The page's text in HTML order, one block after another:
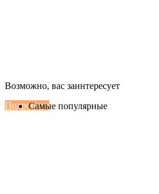
Настенные сплит-системы Haier
Подробнее
Возможно, вас заинтересует
Самые популярные